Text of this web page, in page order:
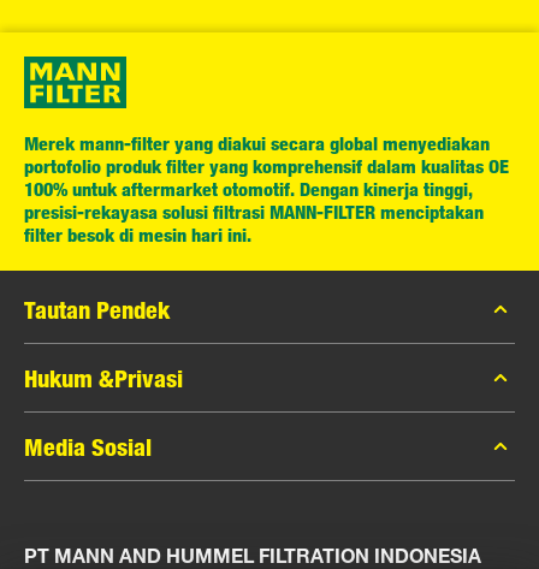
Merek mann-filter yang diakui secara global menyediakan
portofolio produk filter yang komprehensif dalam kualitas OE
100% untuk aftermarket otomotif. Dengan kinerja tinggi,
presisi-rekayasa solusi filtrasi MANN-FILTER menciptakan
filter besok di mesin hari ini.
Tautan Pendek
Katalog MANN-FILTER
Pencari MANN-FILTER
Peras
Hukum &Privasi
Privasi Data
Pemberitahuan Hukum
Media Sosial
Instagram
PT MANN AND HUMMEL FILTRATION INDONESIA